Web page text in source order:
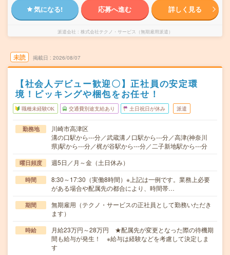
気になる! 応募へ進む 詳しく見る
派遣会社 株式会社テクノ・サービス（無期雇用派遣）
未読 掲載日 2026/08/07
【社会人デビュー歓迎〇】正社員の安定環
境！ピッキングや梱包をお任せ！
職種未経験OK 交通費別途支給あり 土日祝日が休み 派遣
勤務地
川崎市高津区
溝の口駅から---分／武蔵溝ノ口駅から---分／高津(神奈川
県)駅から---分／梶が谷駅から---分／二子新地駅から---分
曜日頻度 週5日／月～金（土日休み）
時間
8:30～17:30（実働8時間）※上記は一例です。業務上必要
がある場合や配属先の都合により、時間帯…
期間
無期雇用（テクノ・サービスの正社員として勤務いただき
ます）
時給
月給23万円～28万円 ★配属先が変更となった際の待機期
間も給与が発生！ ※給与は経験などを考慮して決定しま
す